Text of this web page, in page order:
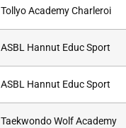
Tollyo Academy Charleroi
ASBL Hannut Educ Sport
ASBL Hannut Educ Sport
Taekwondo Wolf Academy